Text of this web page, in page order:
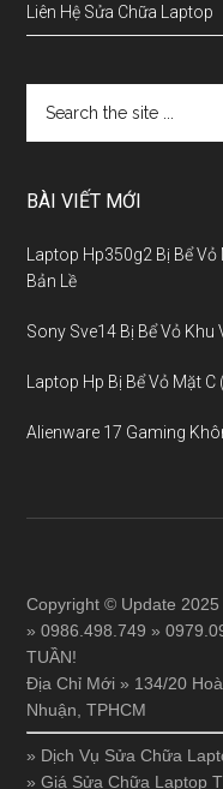
Liên Hệ Sửa Chữa Laptop
BÀI VIẾT MỚI
Laptop Hp350g2 Bị Bể
Bản Lề
Sony Sve14 Bị Bể Vỏ Khu
Laptop Hp Bị Bể Vỏ Mặt
Alienware 17 Gaming
Copyright © Update 2025
» 0986.498.749 »
TUẦN!
Địa Chỉ Mới » 134/20
Nhuận, TPHCM
» Dịch Vụ Sửa Chữa
»Giá Sửa Chữa Laptop